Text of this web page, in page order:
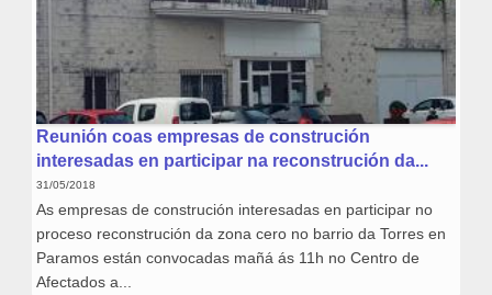
Reunión coas empresas de construción
interesadas en participar na reconstrución da...
31/05/2018
As empresas de construción interesadas en participar no
proceso reconstrución da zona cero no barrio da Torres en
Paramos están convocadas mañá ás 11h no Centro de
Afectados a...